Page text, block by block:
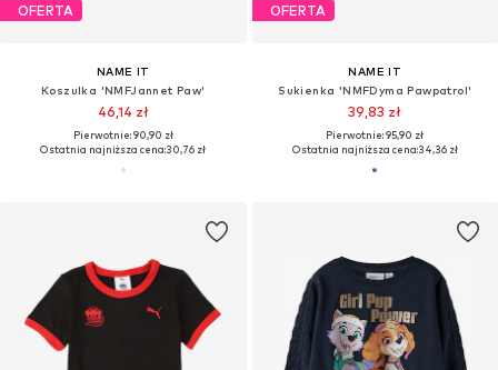
OFERTA
NAME IT
Koszulka 'NMFJannet Paw'
46,14 zł
Pierwotnie: 90,90 zł
Ostatnia najniższa cena:30,76 zł
OFERTA
NAME IT
Sukienka 'NMFDyma Pawpatrol'
39,83 zł
Pierwotnie: 95,90 zł
Ostatnia najniższa cena:34,36 zł